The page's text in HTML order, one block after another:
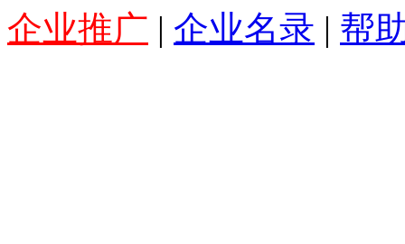
企业推广 | 企业名录 | 帮